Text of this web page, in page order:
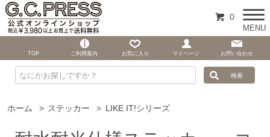
ホーム > ステッカー > LIKE IT!シリーズ
0
MENU
TOP ご利用案内 お気に入り マイページ お問い合わせ